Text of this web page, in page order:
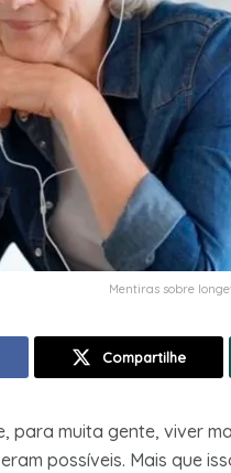
Mentiras sobre
Compartilhe
para muita gente, viver
possíveis. Mais que